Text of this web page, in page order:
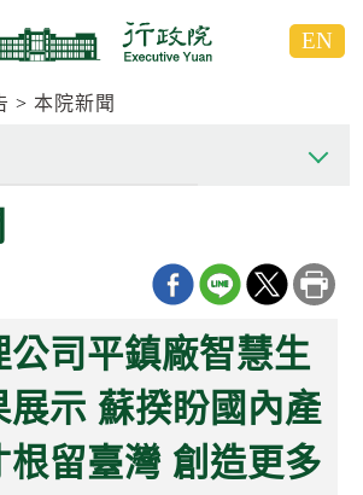
EN
本院新聞
公司平鎮廠智慧生
展示 蘇揆盼國內產
根留臺灣 創造更多